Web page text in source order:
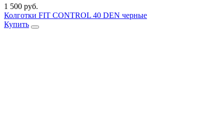
1 500 руб.
Колготки FIT CONTROL 40 DEN черные
Купить